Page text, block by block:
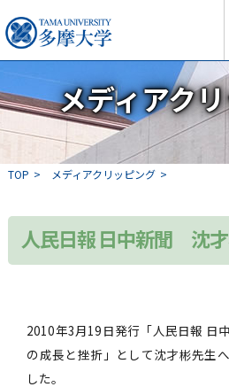
メディアク
TOP メディアクリッピング
人民日報 日中新聞 沈
2010年3月19日発行「人民日報 日
の成長と挫折」として沈才彬先生
した。